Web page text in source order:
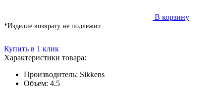
В корзину
*Изделие возврату не подлежит
Купить в 1 клик
Характеристики товара:
Производитель: Sikkens
Объем: 4.5